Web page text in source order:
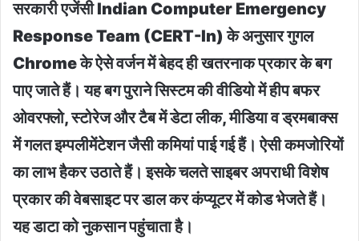
सरकारी एजेंसी Indian Computer Emergency
Response Team (CERT-In) के अनुसार गुगल
Chrome के ऐसे वर्जन में बेहद ही खतरनाक प्रकार के बग
पाए जाते हैं। यह बग पुराने सिस्टम की वीडियो में हीप बफर
ओवरफ्लो, स्टोरेज और टैब में डेटा लीक, मीडिया व ड्रमबाक्स
में गलत इम्पलीमेंटेशन जैसी कमियां पाई गई हैं। ऐसी कमजोरियों
का लाभ हैकर उठाते हैं। इसके चलते साइबर अपराधी विशेष
प्रकार की वेबसाइट पर डाल कर कंप्यूटर में कोड भेजते हैं।
यह डाटा को नुकसान पहुंचाता है।